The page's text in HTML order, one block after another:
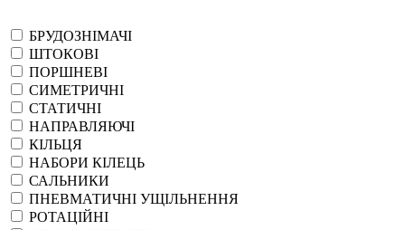
БРУДОЗНІМАЧІ
ШТОКОВІ
ПОРШНЕВІ
СИМЕТРИЧНІ
СТАТИЧНІ
НАПРАВЛЯЮЧІ
КІЛЬЦЯ
НАБОРИ КІЛЕЦЬ
САЛЬНИКИ
ПНЕВМАТИЧНІ УЩІЛЬНЕННЯ
РОТАЦІЙНІ